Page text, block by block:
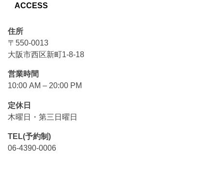
ACCESS
住所
〒550-0013
大阪市西区新町1-8-18
営業時間
10:00 AM – 20:00 PM
定休日
木曜日・第三日曜日
TEL(予約制)
06-4390-0006